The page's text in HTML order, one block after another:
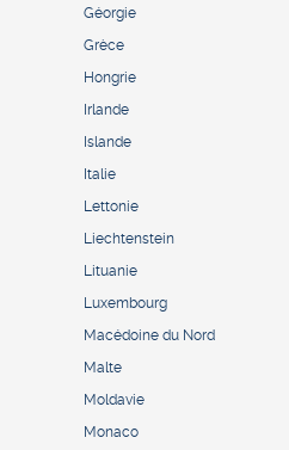
Géorgie
Grèce
Hongrie
Irlande
Islande
Italie
Lettonie
Liechtenstein
Lituanie
Luxembourg
Macédoine du Nord
Malte
Moldavie
Monaco